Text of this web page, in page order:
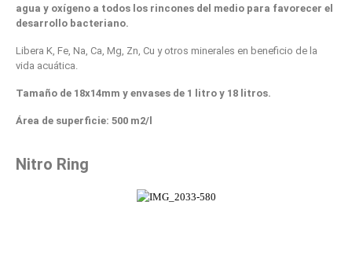
agua y oxígeno a todos los rincones del medio para favorecer el
desarrollo bacteriano.
Libera K, Fe, Na, Ca, Mg, Zn, Cu y otros minerales en beneficio de la
vida acuática.
Tamaño de 18x14mm y envases de 1 litro y 18 litros.
Área de superficie: 500 m2/l
Nitro Ring